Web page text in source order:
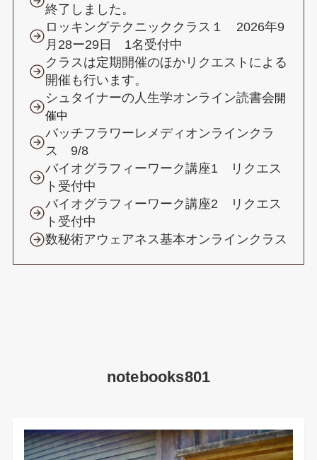
終了しました。
ロッキングテクニッククラス１ 2026年9
月28ー29日 1名受付中
クラスは定期開催のほかリクエストによる
開催も行います。
シュタイナーの人生学オンライン読書会開
催中
バッチフラワーレメディオンラインクラ
ス 9/8
バイオグラフィーワーク講座1 リクエス
ト受付中
バイオグラフィーワーク講座2 リクエス
ト受付中
数秘術アウェアネス基本オンラインクラス
notebooks801